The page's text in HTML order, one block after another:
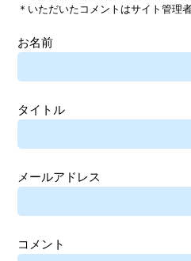
＊いただいたコメントはサイト管理
お名前
タイトル
メールアドレス
コメント